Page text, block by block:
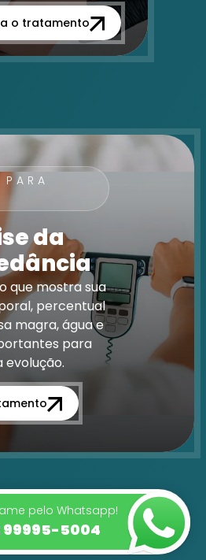
pelo Whatsapp!
99995-5004
o tratamento
da
que mostra sua
percentual
magra, água e
para